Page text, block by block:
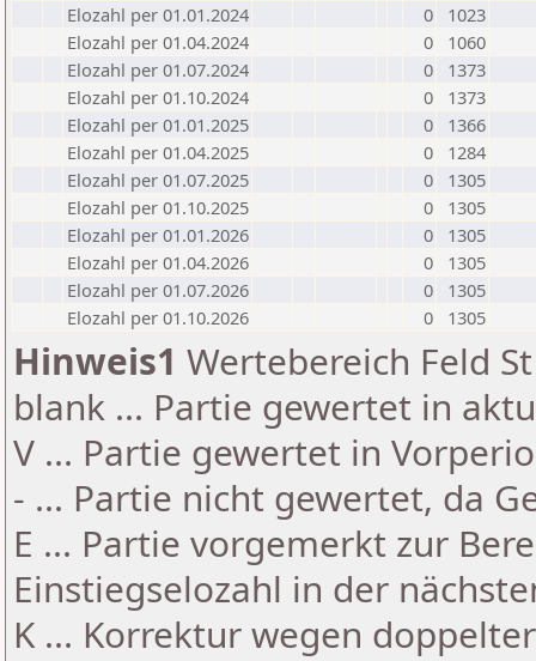
Elozahl per 01.01.2024
0
1023
Elozahl per 01.04.2024
0
1060
Elozahl per 01.07.2024
0
1373
Elozahl per 01.10.2024
0
1373
Elozahl per 01.01.2025
0
1366
Elozahl per 01.04.2025
0
1284
Elozahl per 01.07.2025
0
1305
Elozahl per 01.10.2025
0
1305
Elozahl per 01.01.2026
0
1305
Elozahl per 01.04.2026
0
1305
Elozahl per 01.07.2026
0
1305
Elozahl per 01.10.2026
0 1305
Hinweis1 Wertebereich Feld
blank ... Partie gewertet in
V ... Partie gewertet in
- ... Partie nicht gewertet, da
E ... Partie vorgemerkt zur
Einstiegselozahl in der
K ... Korrektur wegen